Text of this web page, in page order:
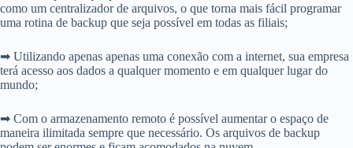
como um centralizador de arquivos, o que torna mais fácil programar
uma rotina de backup que seja possível em todas as filiais;
➡ Utilizando apenas apenas uma conexão com a internet, sua empresa
terá acesso aos dados a qualquer momento e em qualquer lugar do
mundo;
➡ Com o armazenamento remoto é possível aumentar o espaço de
maneira ilimitada sempre que necessário. Os arquivos de backup